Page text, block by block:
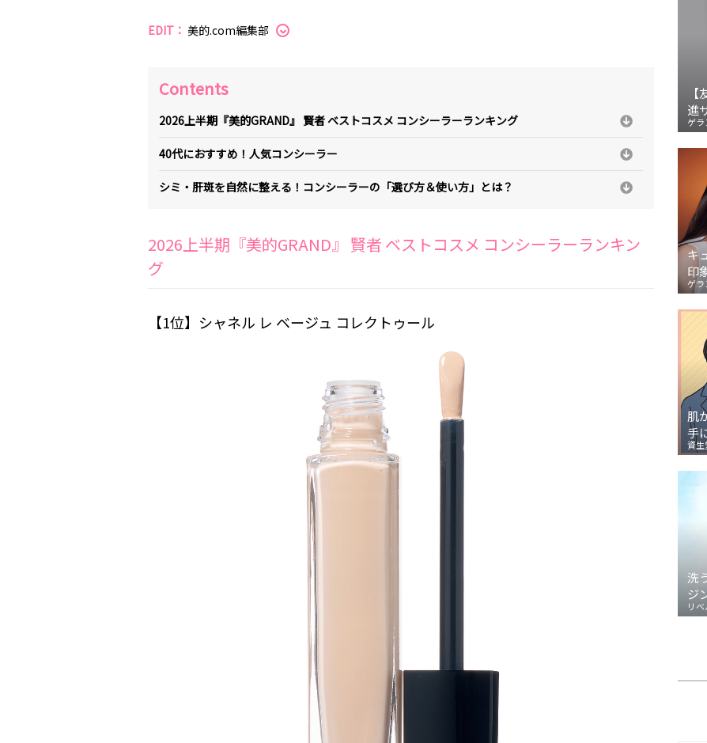
EDIT： 美的.com編集部
Contents
2026上半期『美的GRAND』 賢者 ベストコスメ コンシーラーランキング
40代におすすめ！人気コンシーラー
シミ・肝斑を自然に整える！コンシーラーの「選び方＆使い方」とは？
2026上半期『美的GRAND』 賢者 ベストコスメ コンシーラーランキン
グ
【1位】シャネル レ ベージュ コレクトゥール
進
ゲラ
キ
印
ゲラ
肌
手
資生
洗
ジ
リ